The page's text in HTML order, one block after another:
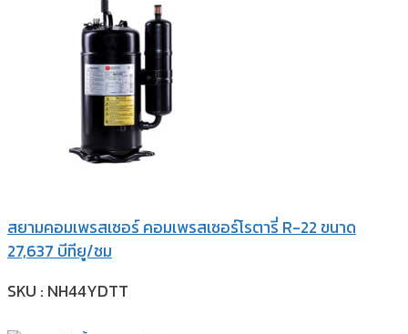
สยามคอมเพรสเซอร์ คอมเพรสเซอร์โรตารี่ R-22 ขนาด
27,637 บีทียู/ชม
SKU : NH44YDTT